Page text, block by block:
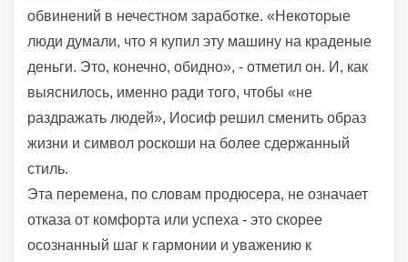
обвинений в нечестном заработке. «Некоторые
люди думали, что я купил эту машину на краденые
деньги. Это, конечно, обидно», - отметил он. И, как
выяснилось, именно ради того, чтобы «не
раздражать людей», Иосиф решил сменить образ
жизни и символ роскоши на более сдержанный
стиль.
Эта перемена, по словам продюсера, не означает
отказа от комфорта или успеха - это скорее
осознанный шаг к гармонии и уважению к